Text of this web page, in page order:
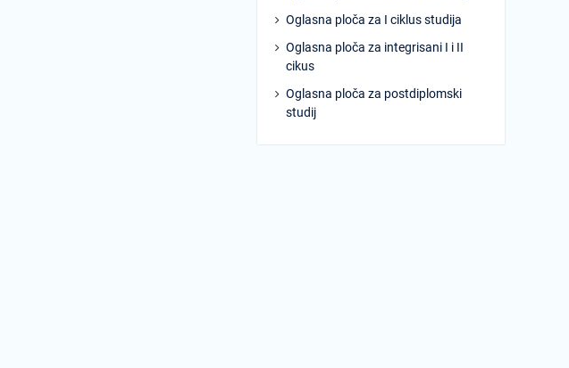
Oglasna ploča za I ciklus studija
Oglasna ploča za integrisani I i II
cikus
Oglasna ploča za postdiplomski
studij